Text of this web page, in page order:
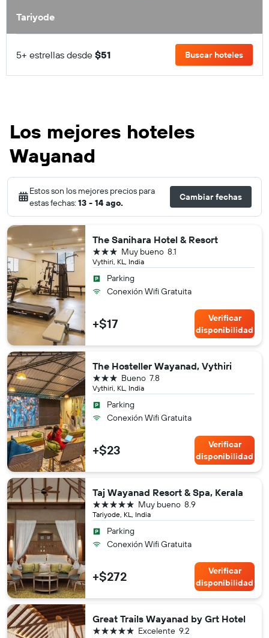
Tariyode
5+ estrellas desde $51 Buscar hoteles
Los mejores hoteles
Wayanad
Estos son los mejores precios para
estas fechas: 13 - 14 ago.
Cambiar fechas
The Sanihara Hotel & Resort
Vythiri, KL, India
8.1
Muy bueno
3 estrellas
Parking
Conexión Wifi Gratuita
+$17
Verificar
disponibilidad
The Hosteller Wayanad, Vythiri
Vythiri, KL, India
7.8
Bueno
3 estrellas
Parking
Conexión Wifi Gratuita
+$23
Verificar
disponibilidad
Taj Wayanad Resort & Spa, Kerala
Tariyode, KL, India
8.9
Muy bueno
5 estrellas
Parking
Conexión Wifi Gratuita
+$272
Verificar
disponibilidad
Great Trails Wayanad by Grt Hotel
9.2
Excelente
5 estrellas